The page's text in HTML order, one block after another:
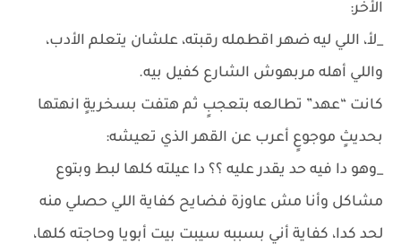
الأخر:
_لأ، اللي ليه ضهر اقطمله رقبته، علشان يتعلم الأدب،
واللي أهله مربهوش الشارع كفيل بيه.
كانت “عهد” تطالعه بتعجبٍ ثم هتفت بسخريةٍ انهتها
بحديثٍ موجوعٍ أعرب عن القهر الذي تعيشه:
_وهو دا فيه حد يقدر عليه ؟؟ دا عيلته كلها لبط وبتوع
مشاكل وأنا مش عاوزة فضايح كفاية اللي حصلي منه
لحد كدا، كفاية أني بسببه سيبت بيت أبويا وحاجته كلها،